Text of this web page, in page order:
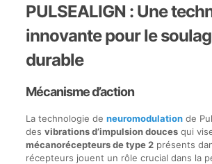
PULSEALIGN : Une
innovante pour le
durable
Mécanisme d’action
La technologie de neuromodulationde
des vibrations d’impulsion doucesqui
mécanorécepteurs de type 2présents
récepteurs jouent un rôle crucial dans la